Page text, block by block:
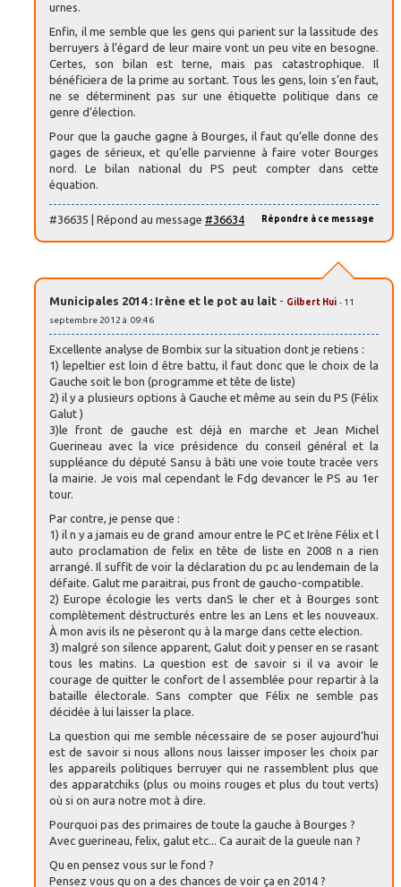
urnes.
Enfin, il me semble que les gens qui parient sur la lassitude des
berruyers à l’égard de leur maire vont un peu vite en besogne.
Certes, son bilan est terne, mais pas catastrophique. Il
bénéficiera de la prime au sortant. Tous les gens, loin s’en faut,
ne se déterminent pas sur une étiquette politique dans ce
genre d’élection.
Pour que la gauche gagne à Bourges, il faut qu’elle donne des
gages de sérieux, et qu’elle parvienne à faire voter Bourges
nord. Le bilan national du PS peut compter dans cette
équation.
Répondre à ce message
#36635 | Répond au message #36634
Municipales 2014 : Irène et le pot au lait - Gilbert Hui - 11
septembre 2012 à 09:46
Excellente analyse de Bombix sur la situation dont je retiens :
1) lepeltier est loin d être battu, il faut donc que le choix de la
Gauche soit le bon (programme et tête de liste)
2) il y a plusieurs options à Gauche et même au sein du PS (Félix
Galut )
3)le front de gauche est déjà en marche et Jean Michel
Guerineau avec la vice présidence du conseil général et la
suppléance du député Sansu à bâti une voie toute tracée vers
la mairie. Je vois mal cependant le Fdg devancer le PS au 1er
tour.
Par contre, je pense que :
1) il n y a jamais eu de grand amour entre le PC et Irène Félix et l
auto proclamation de felix en tête de liste en 2008 n a rien
arrangé. Il suffit de voir la déclaration du pc au lendemain de la
défaite. Galut me paraitrai, pus front de gaucho-compatible.
2) Europe écologie les verts danS le cher et à Bourges sont
complètement déstructurés entre les an Lens et les nouveaux.
À mon avis ils ne pèseront qu à la marge dans cette election.
3) malgré son silence apparent, Galut doit y penser en se rasant
tous les matins. La question est de savoir si il va avoir le
courage de quitter le confort de l assemblée pour repartir à la
bataille électorale. Sans compter que Félix ne semble pas
décidée à lui laisser la place.
La question qui me semble nécessaire de se poser aujourd’hui
est de savoir si nous allons nous laisser imposer les choix par
les appareils politiques berruyer qui ne rassemblent plus que
des apparatchiks (plus ou moins rouges et plus du tout verts)
où si on aura notre mot à dire.
Pourquoi pas des primaires de toute la gauche à Bourges ?
Avec guerineau, felix, galut etc... Ca aurait de la gueule nan ?
Qu en pensez vous sur le fond ?
Pensez vous qu on a des chances de voir ça en 2014 ?